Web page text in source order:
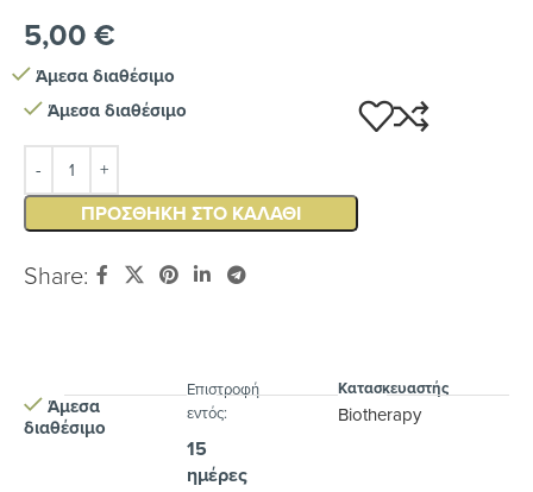
5,00€
Άμεσα διαθέσιμο
Άμεσα διαθέσιμο
ΠΡΟΣΘΉΚΗ ΣΤΟ ΚΑΛΆΘΙ
Share:
Άμεσα
διαθέσιμο
Eπιστροφή
εντός:
15
ημέρες
Κατασκευαστής
Biotherapy